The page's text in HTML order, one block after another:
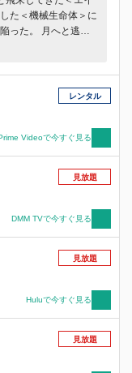
た＜機械生命体＞に
った。 月へと逃げ
還のため、＜アンド
生命体＞を前に、戦
最終兵器として、
＞部隊を地球へ派
務にあたるが、その
象に遭遇し……。 こ
、命なき＜アンドロ
レンタル
Videoで今すぐ見る
見放題
DMM TVで今すぐ見る
見放題
Huluで今すぐ見る
見放題